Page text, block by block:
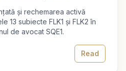
și rechemarea activă
13 subiecte FLK1 și FLK2 în
de avocat SQE1.
Read